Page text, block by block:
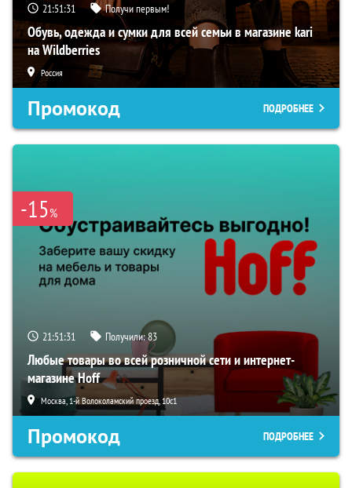
21:51:30 Получи первым!
Обувь, одежда и сумки для всей семьи в магазине kari
на Wildberries
Россия
Промокод ПОДРОБНЕЕ
-15%
21:51:30 Получили:83
Любые товары во всей розничной сети и интернет-
магазине Hoff
Москва, 1-й Волоколамский проезд, 10с1
Промокод ПОДРОБНЕЕ